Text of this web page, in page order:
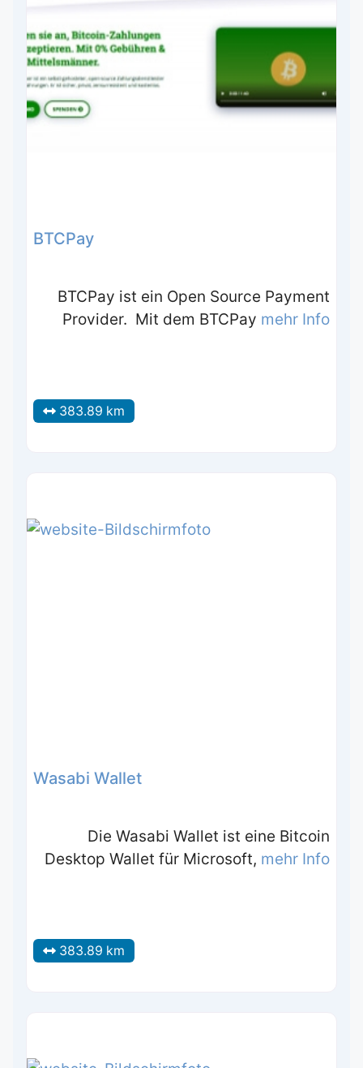
BTCPay
BTCPay ist ein Open Source Payment
Provider. Mit dem BTCPay mehr Info
383.89 km
Wasabi Wallet
Die Wasabi Wallet ist eine Bitcoin
Desktop Wallet für Microsoft, mehr Info
383.89 km